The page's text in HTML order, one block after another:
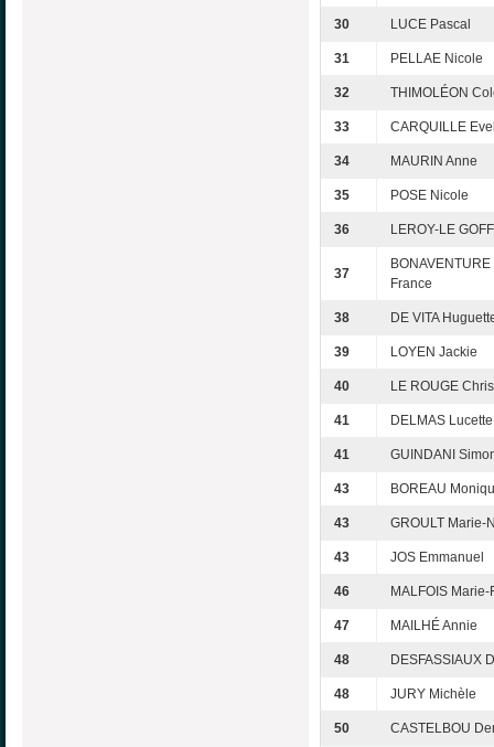
30 LUCE Pascal
31 PELLAE Nicole
32 THIMOLÉON
33 CARQUILLE
34 MAURIN Anne
35 POSE Nicole
36 LEROY-LE
37
France
38 DE VITA
39 LOYEN Jackie
40 LE ROUGE
41 DELMAS Lucette
41 GUINDANI
43 BOREAU
43 GROULT Marie-
43 JOS Emmanuel
46 MALFOIS Marie-
47 MAILHÉ Annie
48 DESFASSIAUX
48 JURY Michèle
50 CASTELBOU